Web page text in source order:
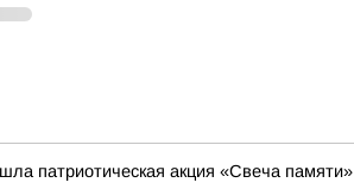
патриотическая акция «Свеча памяти»